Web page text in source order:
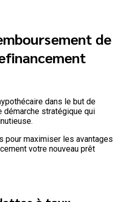
de
dans le but de
stratégique qui
maximiser les avantages
votre nouveau prêt